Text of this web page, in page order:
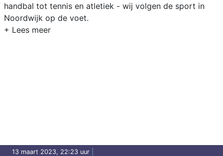
handbal tot tennis en atletiek - wij volgen de sport in
Noordwijk op de voet.
13 maart 2023, 22:23 uur